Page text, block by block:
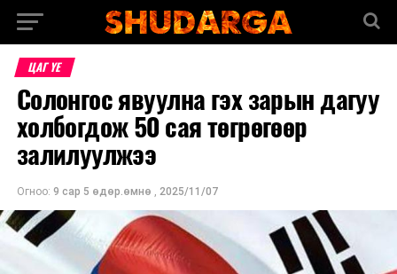
ЦАГ ҮЕ
Солонгос явуулна гэх зарын дагуу
холбогдож 50 сая төгрөгөөр
залилуулжээ
Огноо: 9 сар 5 өдөр.өмнө , 2025/11/07